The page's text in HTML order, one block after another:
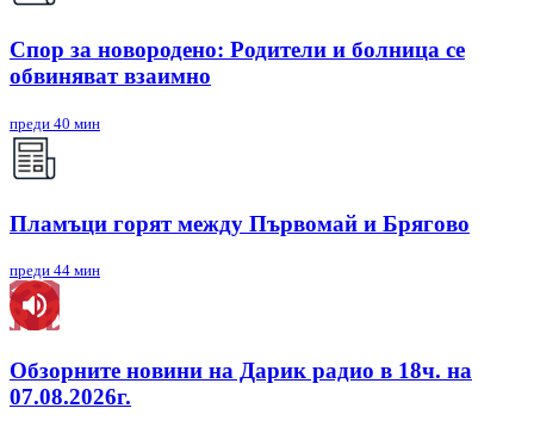
Спор за новородено: Родители и болница се
обвиняват взаимно
преди 40 мин
Пламъци горят между Първомай и Брягово
преди 44 мин
Обзорните новини на Дарик радио в 18ч. на
07.08.2026г.